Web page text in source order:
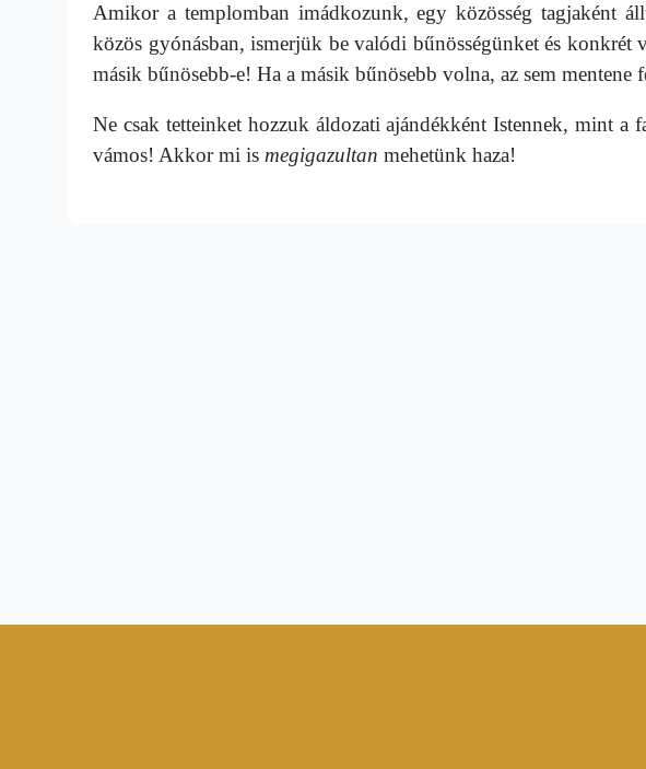
Amikor a templomban imádkozunk, egy közösség tagjaként
közös gyónásban, ismerjük be valódi bűnösségünket és konkrét
másik bűnösebb-e! Ha a másik bűnösebb volna, az sem mentene
Ne csak tetteinket hozzuk áldozati ajándékként Istennek, mint a
vámos! Akkor mi ismegigazultanmehetünk haza!